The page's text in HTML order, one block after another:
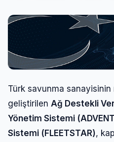
Türk savunma
geliştirilen Ağ Destekli
Yönetim Sistemi
Sistemi (FLEETSTAR),